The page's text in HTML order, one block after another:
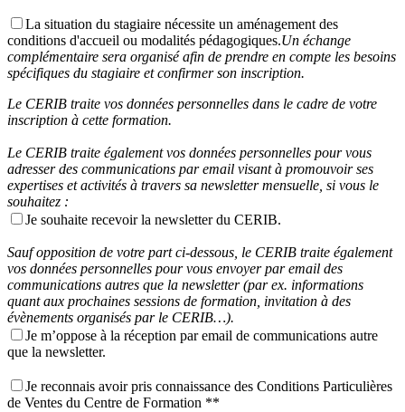
La situation du stagiaire nécessite un aménagement des
conditions d'accueil ou modalités pédagogiques.Un échange
complémentaire sera organisé afin de prendre en compte les besoins
spécifiques du stagiaire et confirmer son inscription.
Le CERIB traite vos données personnelles dans le cadre de votre
inscription à cette formation.
Le CERIB traite également vos données personnelles pour vous
adresser des communications par email visant à promouvoir ses
expertises et activités à travers sa newsletter mensuelle, si vous le
souhaitez :
Je souhaite recevoir la newsletter du CERIB.
Sauf opposition de votre part ci-dessous, le CERIB traite également
vos données personnelles pour vous envoyer par email des
communications autres que la newsletter (par ex. informations
quant aux prochaines sessions de formation, invitation à des
évènements organisés par le CERIB…).
Je m’oppose à la réception par email de communications autre
que la newsletter.
Je reconnais avoir pris connaissance des Conditions Particulières
de Ventes du Centre de Formation **